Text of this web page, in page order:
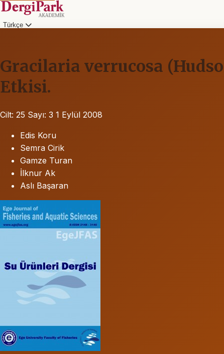
Türkçe
Gracilaria verrucosa
Etkisi.
Cilt: 25 Sayı: 3 1 Eylül 2008
Edis Koru
Semra Cirik
Gamze Turan
İlknur Ak
Aslı Başaran